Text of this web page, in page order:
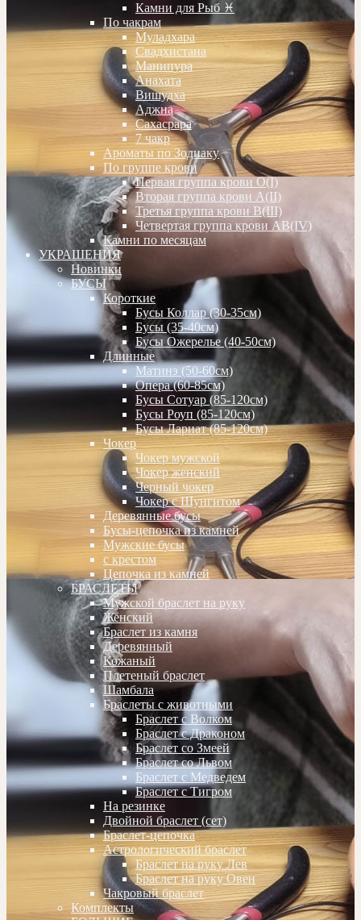
Камни для Рыб ♓️
По чакрам
Муладхара
Свадхистана
Манипура
Анахата
Вишудха
Аджна
Сахасрара
7 чакр
Ароматы по Зодиаку
По группе крови
Первая группа крови О(I)
Вторая группа крови А(II)
Третья группа крови В(III)
Четвертая группа крови АВ(IV)
Камни по месяцам
УКРАШЕНИЯ
Новинки
БУСЫ
Короткие
Бусы Коллар (30-35см)
Бусы (35-40см)
Бусы Ожерелье (40-50см)
Длинные
Матинэ (50-60см)
Опера (60-85см)
Бусы Сотуар (85-120см)
Бусы Роуп (85-120см)
Бусы Лариат (85-120см)
Чокер
Чокер мужской
Чокер женский
Черный чокер
Чокер с Шунгитом
Деревянные бусы
Бусы-цепочка из камней
Мужские бусы
с крестом
Цепочка из камней
БРАСЛЕТЫ
Мужской браслет на руку
Женский
Браслет из камня
Деревянный
Кожаный
Плетеный браслет
Шамбала
Браслеты с животными
Браслет с Волком
Браслет с Драконом
Браслет со Змеей
Браслет со Львом
Браслет с Медведем
Браслет с Тигром
На резинке
Двойной браслет (сет)
Браслет-цепочка
Астрологический браслет
Браслет на руку Лев
Браслет на руку Овен
Чакровый браслет
Комплекты